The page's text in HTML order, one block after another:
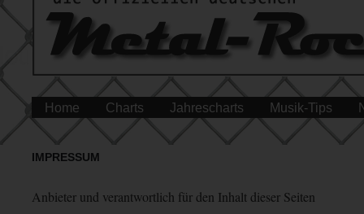
Home Charts Jahrescharts Musik-Tips
IMPRESSUM
Anbieter und verantwortlich für den Inhalt dieser Seiten